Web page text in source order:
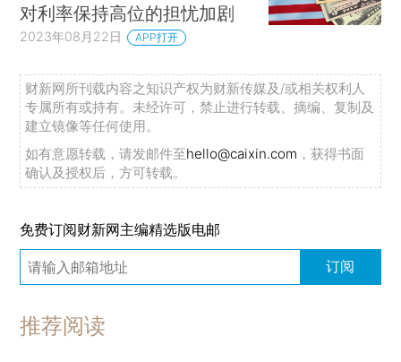
对利率保持高位的担忧加剧
2023年08月22日 APP打开
财新网所刊载内容之知识产权为财新传媒及/或相关权利人
专属所有或持有。未经许可，禁止进行转载、摘编、复制及
建立镜像等任何使用。
如有意愿转载，请发邮件至hello@caixin.com ，获得书面
确认及授权后，方可转载。
免费订阅财新网主编精选版电邮
订阅
推荐阅读